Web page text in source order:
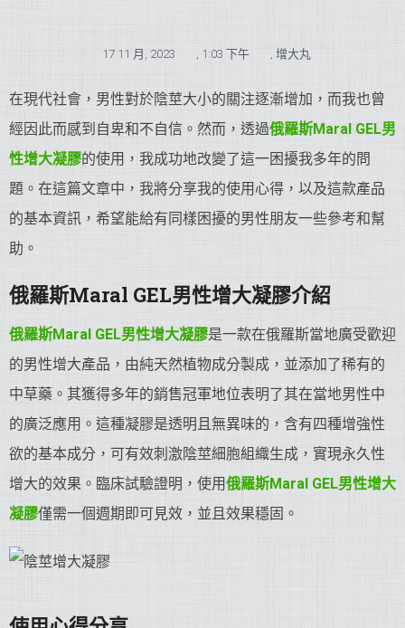
17 11 月, 2023 , 1:03 下午 , 增大丸
在現代社會，男性對於陰莖大小的關注逐漸增加，而我也曾
經因此而感到自卑和不自信。然而，透過俄羅斯Maral GEL男
性增大凝膠的使用，我成功地改變了這一困擾我多年的問
題。在這篇文章中，我將分享我的使用心得，以及這款產品
的基本資訊，希望能給有同樣困擾的男性朋友一些參考和幫
助。
俄羅斯Maral GEL男性增大凝膠介紹
俄羅斯Maral GEL男性增大凝膠是一款在俄羅斯當地廣受歡迎
的男性增大產品，由純天然植物成分製成，並添加了稀有的
中草藥。其獲得多年的銷售冠軍地位表明了其在當地男性中
的廣泛應用。這種凝膠是透明且無異味的，含有四種增強性
欲的基本成分，可有效刺激陰莖細胞組織生成，實現永久性
增大的效果。臨床試驗證明，使用俄羅斯Maral GEL男性增大
凝膠僅需一個週期即可見效，並且效果穩固。